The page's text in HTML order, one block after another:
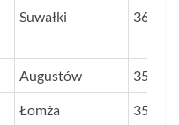
Suwałki 36,1
Augustów 35,9
Łomża 35,9